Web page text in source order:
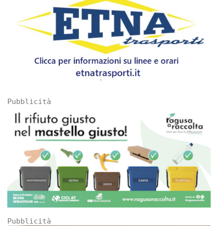
Pubblicità
Pubblicità